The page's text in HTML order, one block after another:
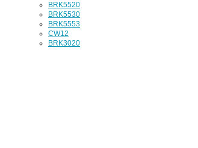
BRK5520
BRK5530
BRK5553
CW12
BRK3020